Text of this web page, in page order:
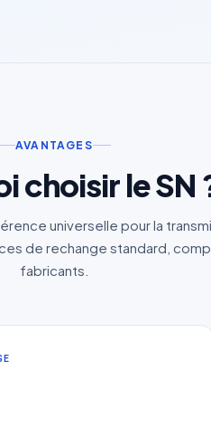
AVANTAGES
choisir le SN
universelle pour la
de rechange standard,
fabricants.